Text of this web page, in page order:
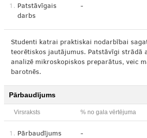
1. Patstāvīgais
darbs
-
Studenti katrai praktiskai nodarbībai
teorētiskos jautājumus. Patstāvīgi strādā
analizē mikroskopiskos preparātus, veic
barotnēs.
Pārbaudījums
Virsraksts % no gala vērtējuma
1. Pārbaudījums -